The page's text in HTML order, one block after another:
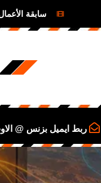
سابقة
ربط ايميل بزنس @